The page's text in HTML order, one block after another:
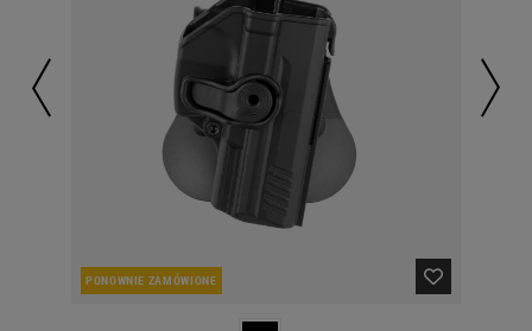
PONOWNIE ZAMÓWIONE